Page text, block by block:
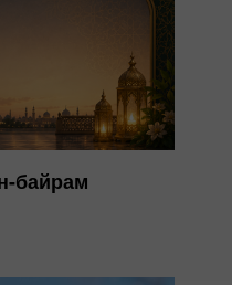
байрам